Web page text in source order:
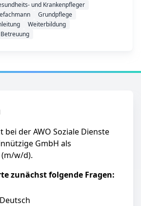
und Krankenpfleger
Grundpflege
Weiterbildung
Betreuung
bei der AWO Soziale Dienste
GmbH als
w/d).
zunächst folgende Fragen: